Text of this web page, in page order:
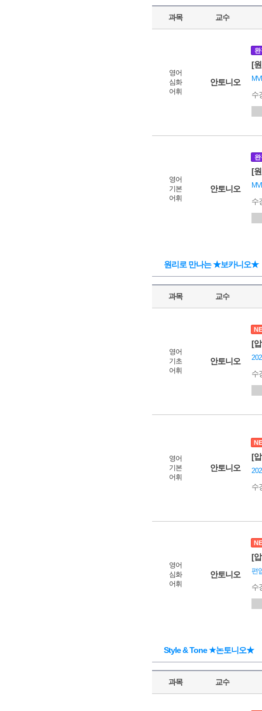
과목 교수
영어
심화
어휘
안토니오
완
[
수
영어
기본
어휘
안토니오
완
[
수
원리로 만나는 ★보카니오★
과목 교수
영어
기초
어휘
안토니오
[
수
영어
기본
어휘
안토니오
[
수
영어
심화
어휘
안토니오
[
편
수
Style & Tone ★논토니오★
과목 교수